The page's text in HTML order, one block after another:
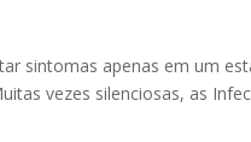
sintomas apenas em um
vezes silenciosas, as